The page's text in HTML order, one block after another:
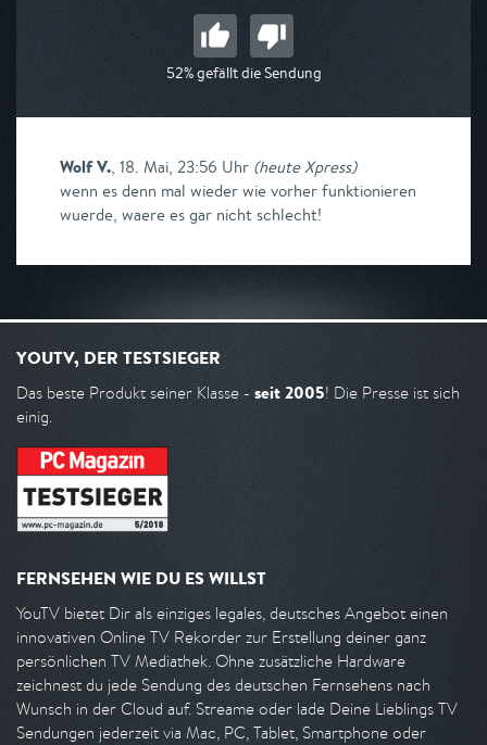
52% gefällt die Sendung
Wolf V., 18. Mai, 23:56 Uhr (heute Xpress)
wenn es denn mal wieder wie vorher funktionieren
wuerde, waere es gar nicht schlecht!
YOUTV, DER TESTSIEGER
Das beste Produkt seiner Klasse - seit 2005! Die Presse ist sich
einig.
FERNSEHEN WIE DU ES WILLST
YouTV bietet Dir als einziges legales, deutsches Angebot einen
innovativen Online TV Rekorder zur Erstellung deiner ganz
persönlichen TV Mediathek. Ohne zusätzliche Hardware
zeichnest du jede Sendung des deutschen Fernsehens nach
Wunsch in der Cloud auf. Streame oder lade Deine Lieblings TV
Sendungen jederzeit via Mac, PC, Tablet, Smartphone oder